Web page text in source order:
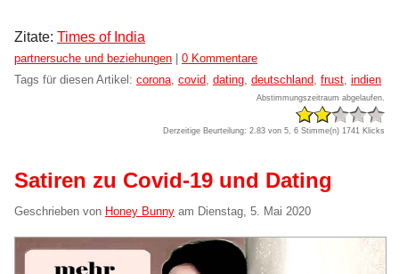
Zitate: Times of India
Kategorien:
partnersuche und beziehungen
0 Kommentare
Tags für diesen Artikel: corona, covid, dating, deutschland, frust, indien
Abstimmungszeitraum abgelaufen.
Derzeitige Beurteilung: 2.83 von 5, 6 Stimme(n) 1741 Klicks
Satiren zu Covid-19 und Dating
Geschrieben von Honey Bunny am Dienstag, 5. Mai 2020